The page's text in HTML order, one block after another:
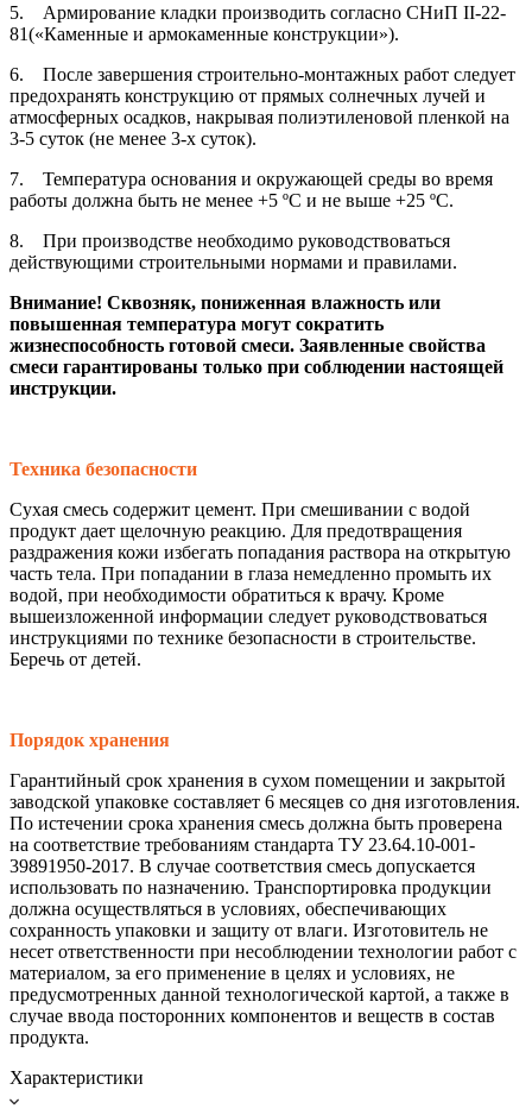
5. Армирование кладки производить согласно СНиП II-22-
81(«Каменные и армокаменные конструкции»).
6. После завершения строительно-монтажных работ следует
предохранять конструкцию от прямых солнечных лучей и
атмосферных осадков, накрывая полиэтиленовой пленкой на
3-5 суток (не менее 3-х суток).
7. Температура основания и окружающей среды во время
работы должна быть не менее +5 ºС и не выше +25 ºС.
8. При производстве необходимо руководствоваться
действующими строительными нормами и правилами.
Внимание! Сквозняк, пониженная влажность или
повышенная температура могут сократить
жизнеспособность готовой смеси. Заявленные свойства
смеси гарантированы только при соблюдении настоящей
инструкции.
Техника безопасности
Сухая смесь содержит цемент. При смешивании с водой
продукт дает щелочную реакцию. Для предотвращения
раздражения кожи избегать попадания раствора на открытую
часть тела. При попадании в глаза немедленно промыть их
водой, при необходимости обратиться к врачу. Кроме
вышеизложенной информации следует руководствоваться
инструкциями по технике безопасности в строительстве.
Беречь от детей.
Порядок хранения
Гарантийный срок хранения в сухом помещении и закрытой
заводской упаковке составляет 6 месяцев со дня изготовления.
По истечении срока хранения смесь должна быть проверена
на соответствие требованиям стандарта ТУ 23.64.10-001-
39891950-2017. В случае соответствия смесь допускается
использовать по назначению. Транспортировка продукции
должна осуществляться в условиях, обеспечивающих
сохранность упаковки и защиту от влаги. Изготовитель не
несет ответственности при несоблюдении технологии работ с
материалом, за его применение в целях и условиях, не
предусмотренных данной технологической картой, а также в
случае ввода посторонних компонентов и веществ в состав
продукта.
Характеристики